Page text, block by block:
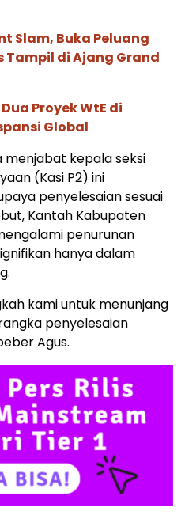
Slam, Buka Peluang
Tampil di Ajang Grand
Dua Proyek WtE di
Global
menjabat kepala seksi
(Kasi P2) ini
penyelesaian sesuai
Kantah Kabupaten
penurunan
hanya dalam
kami untuk menunjang
penyelesaian
Agus.